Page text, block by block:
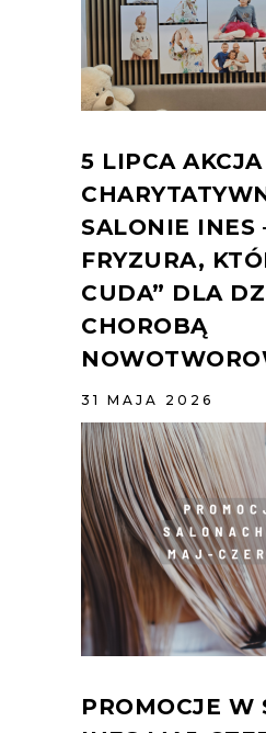
5 LIPCA AKCJA
SALONIE INES
FRYZURA,
CUDA” DLA
CHOROBĄ
31 MAJA 2026
PROMOCJE W